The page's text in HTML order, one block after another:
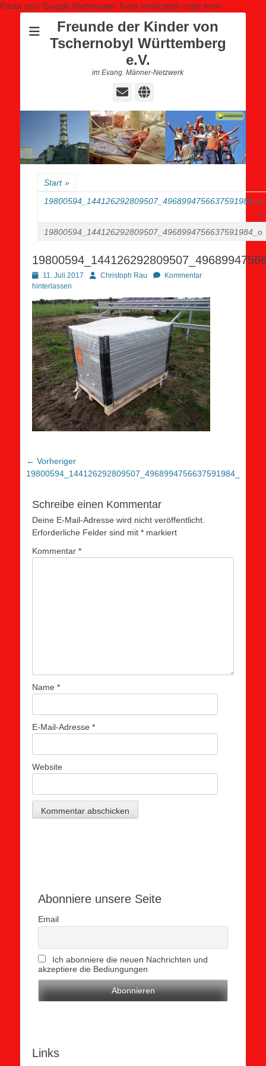
Paste your Google Webmaster Tools verification code here
Freunde der Kinder von
Tschernobyl Württemberg
e.V.
im Evang. Männer-Netzwerk
E-
Website
Start »
19800594_144126292809507_4968994756637591984_o
»
19800594_144126292809507_4968994756637591984_o
Posted
on
11. Juli 2017 AutorChristoph Rau
Kommentar
hinterlassen
Beitragsnavigation
← Vorheriger
Vorheriger
19800594_144126292809507_4968994756637591984_o
Schreibe einen Kommentar
Deine E-Mail-Adresse wird nicht veröffentlicht.
Erforderliche Felder sind mit * markiert
Kommentar *
Name *
E-Mail-Adresse *
Website
Abonniere unsere Seite
Email
Ich abonniere die neuen Nachrichten und
akzeptiere die Bediungungen
Links